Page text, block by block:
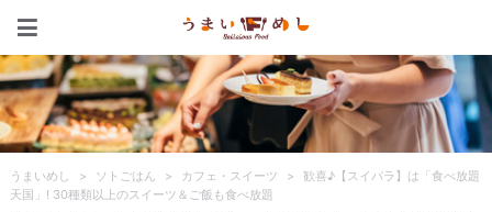
うまいめし > ソトごはん > カフェ・スイーツ >
歓喜♪【スイパラ】は「食べ放題
天国」! 30種類以上のスイーツ＆ご飯も食べ放題